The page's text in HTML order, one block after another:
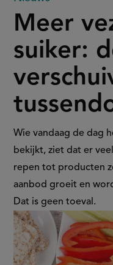
vezels,
minder
suiker:
de
verschuiving
in
het
Meer
suiker:
Wie vandaag de dag
bekijkt, ziet dat er
repen tot producten
aanbod groeit en
Dat is geen toeval.